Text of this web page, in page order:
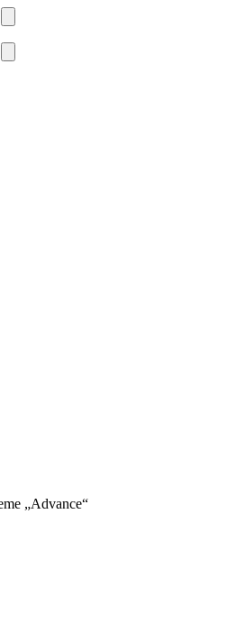
„Advance“